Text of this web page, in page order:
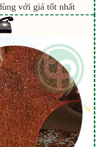
với giá tốt nhất